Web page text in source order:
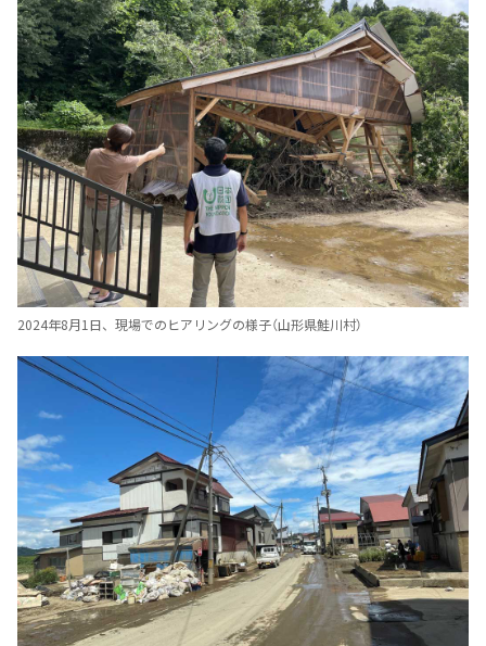
2024年8月1日、現場でのヒアリングの様子（山形県鮭川村）